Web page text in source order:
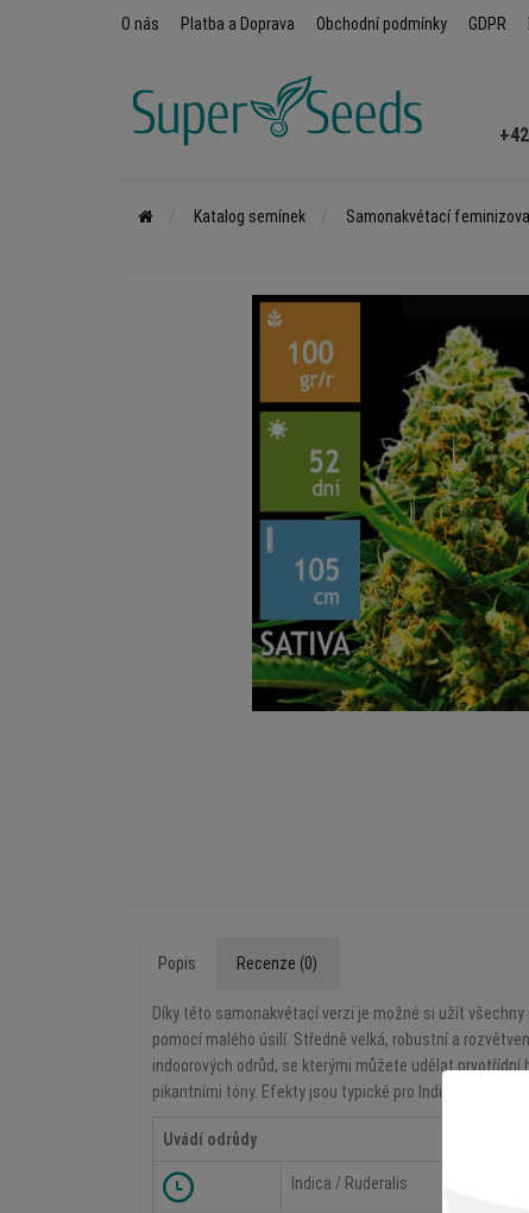
O nás Platba a Doprava Obchodní podmínky GDPR
Katalog semínek Samonakvétací
Popis Recenze (0)
Díky této samonakvétací verzi je možné si užít
pomocí malého úsilí. Středně velká, robustní a
indoorových odrůd, se kterými můžete udělat
pikantními tóny. Efekty jsou typické pro Indicu, tedy
Uvádí odrůdy
Indica / Ruderalis